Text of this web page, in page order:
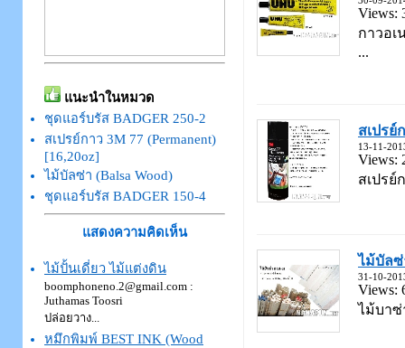
แนะนำในหมวด
ชุดแอร์บรัส BADGER 250-2
สเปรย์กาว 3M 77 (Permanent)
[16,20oz]
ไม้บัลซ่า (Balsa Wood)
ชุดแอร์บรัส BADGER 150-4
แสดงความคิดเห็น
ไม้ปั้นเดี่ยว ไม้แต่งดิน
boomphoneno.2@gmail.com :
Juthamas Toosri
ปล่อยวาง...
หมึกพิมพ์ BEST INK (Wood
Views:
กาวอเ
...
สเปรย์
13-11-
Views:
สเปรย์
ไม้บัลซ่
31-10-
Views:
ไม้บาซ่